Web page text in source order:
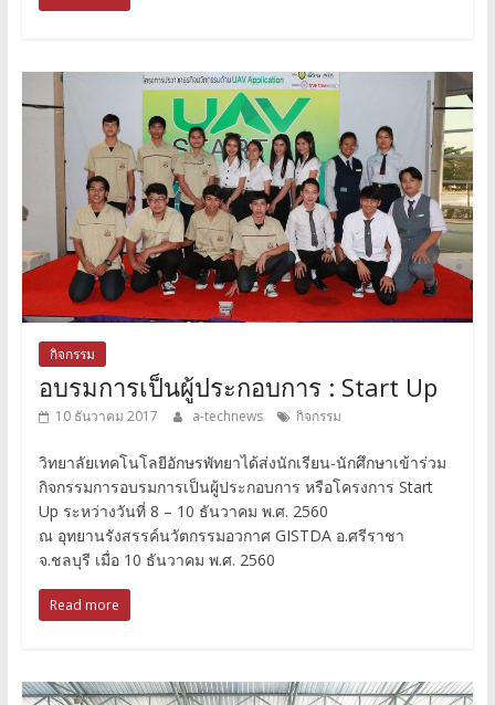
กิจกรรม
อบรมการเป็นผู้ประกอบการ : Start Up
10 ธันวาคม 2017 a-technews กิจกรรม
วิทยาลัยเทคโนโลยีอักษรพัทยาได้ส่งนักเรียน-นักศึกษาเข้าร่วม
กิจกรรมการอบรมการเป็นผู้ประกอบการ หรือโครงการ Start
Up ระหว่างวันที่ 8 – 10 ธันวาคม พ.ศ. 2560
ณ อุทยานรังสรรค์นวัตกรรมอวกาศ GISTDA อ.ศรีราชา
จ.ชลบุรี เมื่อ 10 ธันวาคม พ.ศ. 2560
Read more